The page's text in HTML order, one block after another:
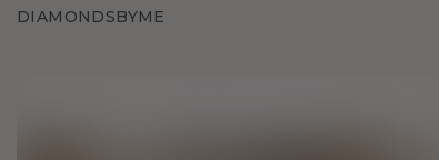
DIAMONDSBYME